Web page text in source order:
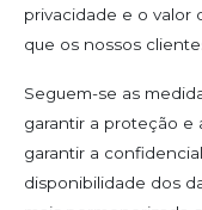
privacidade e o valor
que os nossos
Seguem-se as
garantir a proteção e
garantir a
disponibilidade dos